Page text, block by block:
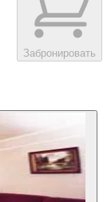
Забронировать